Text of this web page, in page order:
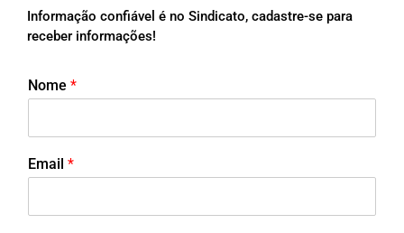
Informação confiável é no Sindicato, cadastre-se para
receber informações!
Nome *
Email *